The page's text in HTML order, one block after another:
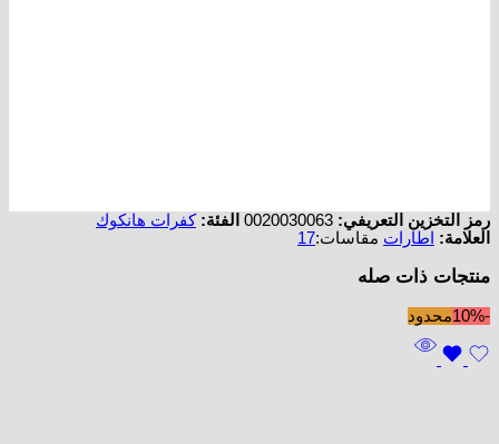
رمز التخزين التعريفي: 0020030063 الفئة: كفرات هانكوك
العلامة: اطارات مقاسات:17
منتجات ذات صله
-10% محدود